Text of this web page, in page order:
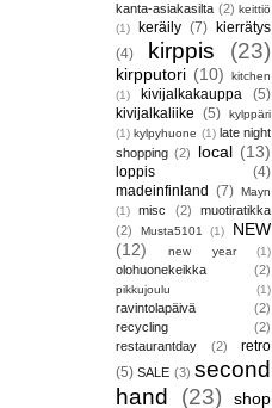
kanta-asiakasilta (2) keittiö
(1)
keräily (7) kierrätys
(4)
kirppis (23)
kirpputori (10)
kitchen
(1)
kivijalkakauppa
(5)
kivijalkaliike (5)
kylppäri
(1) kylpyhuone (1) late night
shopping (2) local (13)
loppis
(4)
madeinfinland (7) Mayn
(1)
misc (2)
muotiratikka
(2)
Musta5101 (1)
NEW
(12)
new year (1)
olohuonekeikka (2)
pikkujoulu (1)
ravintolapäivä
(2)
recycling
(2)
restaurantday
(2)
retro
(5) SALE (3) second
hand
(23)
shop